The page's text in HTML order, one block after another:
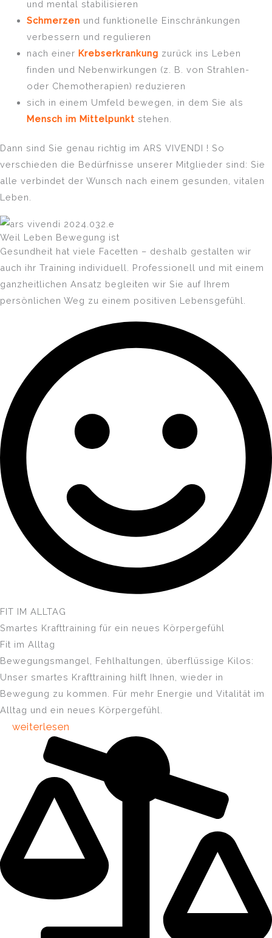
und mental stabilisieren
Schmerzen und funktionelle Einschränkungen
verbessern und regulieren
nach einer Krebserkrankung zurück ins Leben
finden und Nebenwirkungen (z. B. von Strahlen-
oder Chemotherapien) reduzieren
sich in einem Umfeld bewegen, in dem Sie als
Mensch im Mittelpunkt stehen.
Dann sind Sie genau richtig im ARS VIVENDI ! So
verschieden die Bedürfnisse unserer Mitglieder sind: Sie
alle verbindet der Wunsch nach einem gesunden, vitalen
Leben.
Weil Leben Bewegung ist
Gesundheit hat viele Facetten – deshalb gestalten wir
auch ihr Training individuell. Professionell und mit einem
ganzheitlichen Ansatz begleiten wir Sie auf Ihrem
persönlichen Weg zu einem positiven Lebensgefühl.
FIT IM ALLTAG
Smartes Krafttraining für ein neues Körpergefühl
Fit im Alltag
Bewegungsmangel, Fehlhaltungen, überflüssige Kilos:
Unser smartes Krafttraining hilft Ihnen, wieder in
Bewegung zu kommen. Für mehr Energie und Vitalität im
Alltag und ein neues Körpergefühl.
weiterlesen